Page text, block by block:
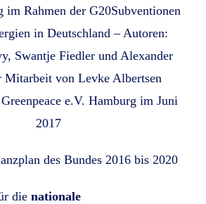
im Rahmen der G20Subventionen
in Deutschland – Autoren:
Swantje Fiedler und Alexander
Mitarbeit von Levke Albertsen
e.V. Hamburg im Juni
2017
des Bundes 2016 bis 2020
die nationale